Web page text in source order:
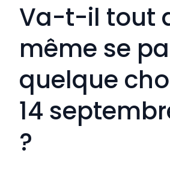
Va-t-il tout
même se
quelque
14
?